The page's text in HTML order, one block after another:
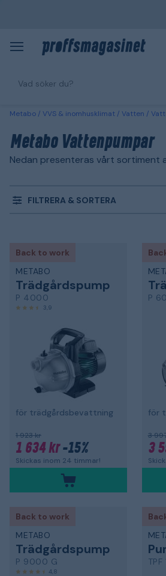
Metabo VVS & inomhusklimat Vatten
Metabo Vattenpumpar
Nedan presenteras vårt sortiment
FILTRERA & SORTERA
Back to work
METABO
Trädgårdspump
P 4000
3,9
för trädgårdsbevattning
1 923 kr
1 634 kr-15%
Skickas inom 24 timmar!
P
för
3
3
Back to work
METABO
Trädgårdspump
P 9000 G
4,8